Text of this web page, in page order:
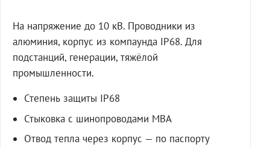
На напряжение до 10 кВ. Проводники из
алюминия, корпус из компаунда IP68. Для
подстанций, генерации, тяжёлой
промышленности.
Степень защиты IP68
Стыковка с шинопроводами МВА
Отвод тепла через корпус — по паспорту